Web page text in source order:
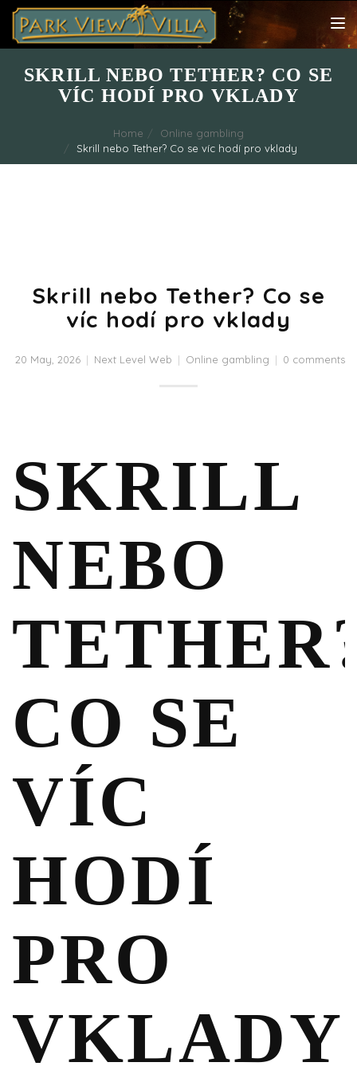
SKRILL NEBO TETHER? CO SE
VÍC HODÍ PRO VKLADY
Home
Online gambling
Skrill nebo Tether? Co se víc hodí pro vklady
Skrill nebo Tether? Co se
víc hodí pro vklady
20 May, 2026 Next Level Web Online gambling 0 comments
SKRILL
NEBO
CO SE
VÍC
HODÍ
PRO
VKLADY